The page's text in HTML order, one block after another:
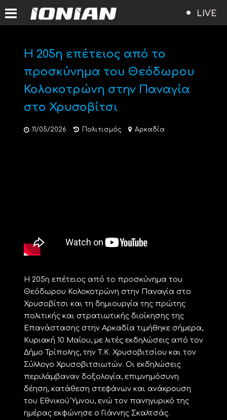
LIVE
Η 205η επέτειος από το
προσκύνημα του Θεόδωρου
Κολοκοτρώνη στην Παναγία
στο Χρυσοβίτσι
11/05/2026 Πολιτισμός Αρκαδία
Η 205η επέτειος από το προσκύνημα του
Θεόδωρου Κολοκοτρώνη στην Παναγία στο
Χρυσοβίτσι και τη δημιουργία της πρώτης
πολιτικής και στρατιωτικής διοίκησης της
Επανάστασης στην Αρκαδία τιμήθηκε σήμερα,
Κυριακή 10 Μαΐου, με λιτές εκδηλώσεις από τον
Δήμο Τρίπολης, την Τ.Κ. Χρυσοβιτσίου και τον
Σύλλογο Χρυσοβιτσιωτών. Οι εκδηλώσεις
περιλάμβαναν δοξολογία, επιμνημόσυνη
δέηση, κατάθεση στεφάνων και ανάκρουση
του Εθνικού Ύμνου, ενώ τον πανηγυρικό της
ημέρας εκφώνησε ο Γιάννης Σκαλτσάς.